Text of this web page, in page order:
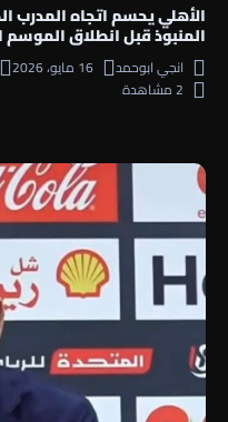
الأهلي يحسم اتجاه المدرب
المنبوذ قبل انطلاق الموسم
انجي ابوحمد 16 مايو، 2026
2 مشاهدة